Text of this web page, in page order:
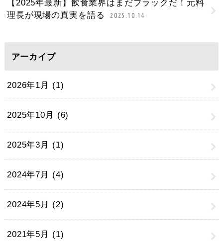
【2025年最新】飲食業界はまだブラックだ！元料
理長が現場の真実を語る
2025.10.14
アーカイブ
2026年1月 (1)
2025年10月 (6)
2025年3月 (1)
2024年7月 (4)
2024年5月 (2)
2021年5月 (1)